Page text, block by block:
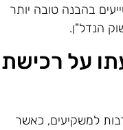
בהבנה טובה יותר
הנדל"ן.
על רכישת
למשקיעים, כאשר